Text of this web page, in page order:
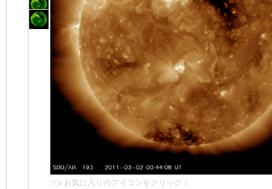
👈 お気に入りのアイコンをクリック！